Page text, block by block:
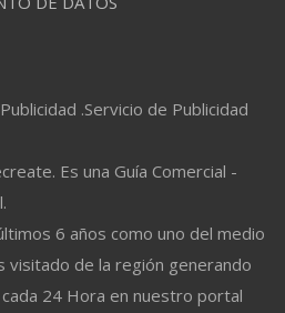
.Servicio de Publicidad
Es una Guía Comercial -
6 años como uno del medio
visitado de la región generando
24 Hora en nuestro portal